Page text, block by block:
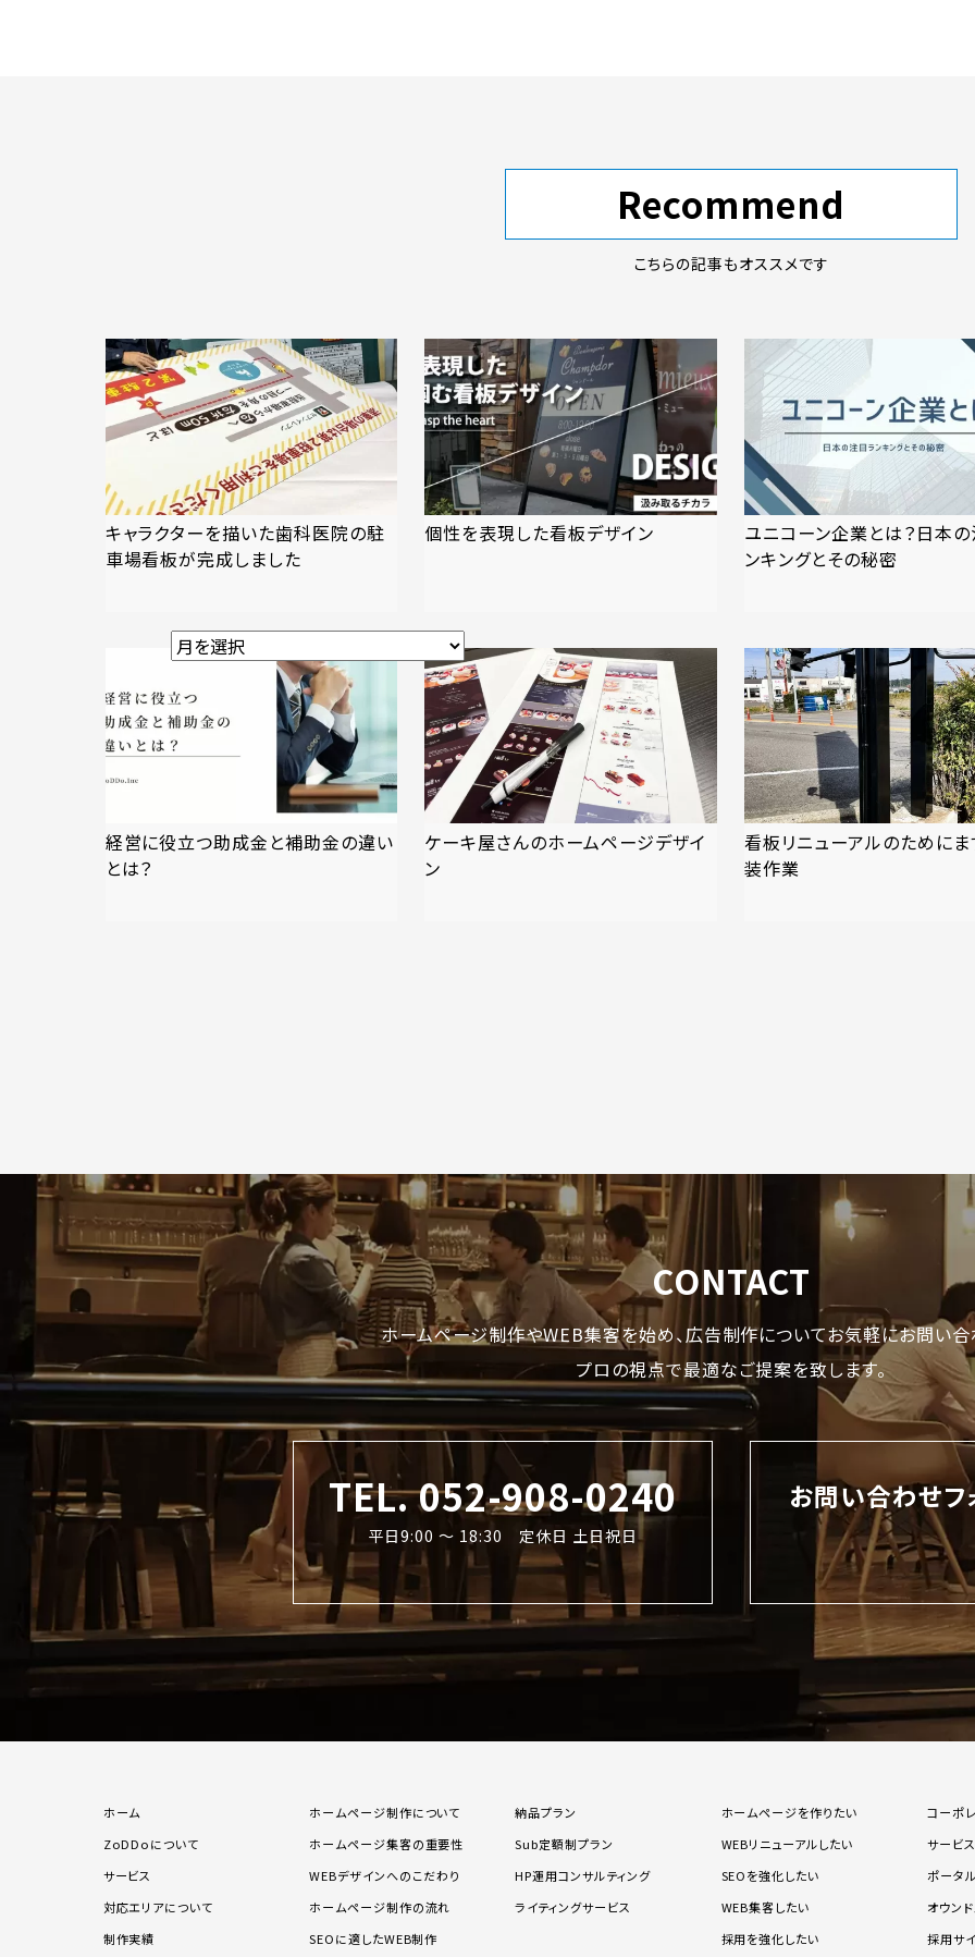
Recommend
こちらの記事もオススメです
キャラクターを描いた歯科医院の駐
車場看板が完成しました
個性を表現した看板デザイン
ユニコーン企業とは？日本
ンキングとその秘密
経営に役立つ助成金と補助金の違い
とは？
ケーキ屋さんのホームページデザイ
ン
看板リニューアルのために
装作業
CONTACT
ホームページ制作やWEB集客を始め、広告制作についてお気軽にお問い合
プロの視点で最適なご提案を致します。
TEL. 052-908-0240
平日9:00 〜 18:30 定休日 土日祝日
お問い合わせフ
ホーム
ZoDDoについて
サービス
対応エリアについて
制作実績
ホームページ制作について
ホームページ集客の重要性
WEBデザインへのこだわり
ホームページ制作の流れ
SEOに適したWEB制作
納品プラン
Sub定額制プラン
HP運用コンサルティング
ライティングサービス
ホームページを作りたい
WEBリニューアルしたい
SEOを強化したい
WEB集客したい
採用を強化したい
コーポ
サービ
ポータ
オウン
採用サ